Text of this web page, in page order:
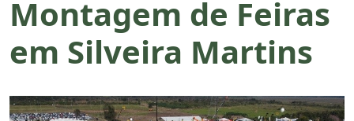
Montagem de Feiras
em Silveira Martins